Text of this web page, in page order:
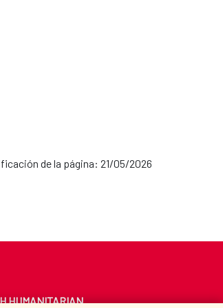
de la página: 21/05/2026
HUMANITARIAN